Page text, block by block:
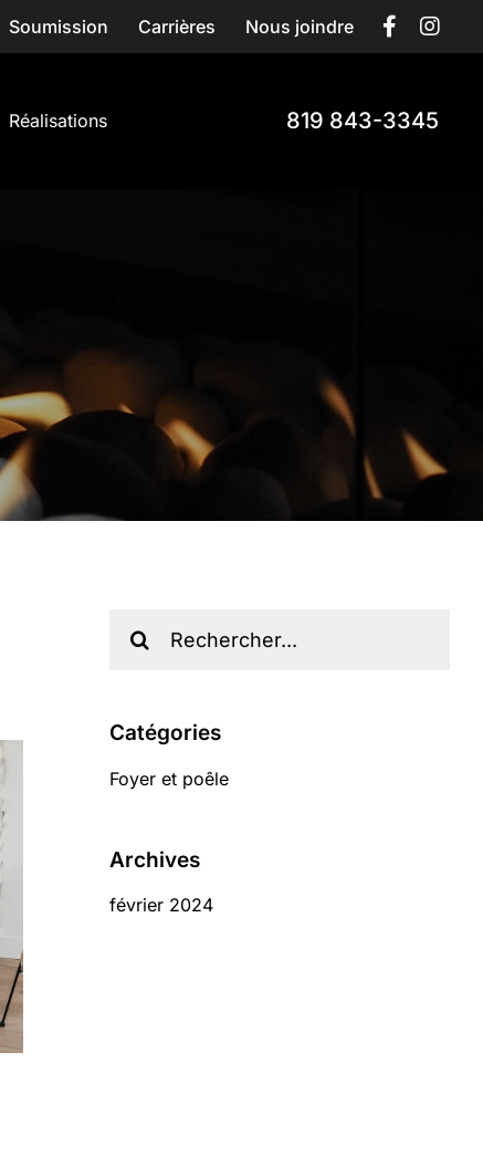
Soumission Carrières Nous joindre
Réalisations 819 843-3345
Recherche
site
:
Catégories
Foyer et poêle
Archives
février 2024